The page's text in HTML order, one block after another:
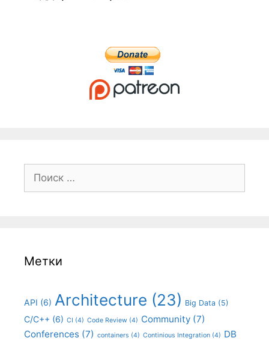
Метки
API (6) Architecture (23) Big Data (5)
C/C++ (6) CI (4) Code Review (4) Community (7)
Conferences (7) containers (4) Continious Integration (4) DB